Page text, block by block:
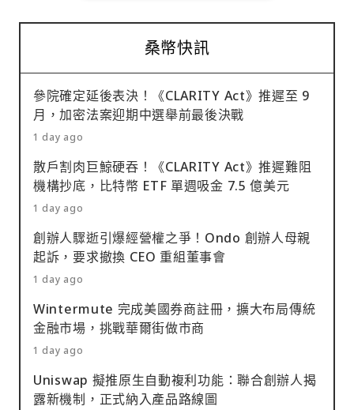
桑幣快訊
參院確定延後表決！《CLARITY Act》推遲至 9
月，加密法案迎期中選舉前最後決戰
1 day ago
散戶割肉巨鯨硬吞！《CLARITY Act》推遲難阻
機構抄底，比特幣 ETF 單週吸金 7.5 億美元
1 day ago
創辦人驟逝引爆經營權之爭！Ondo 創辦人母親
起訴，要求撤換 CEO 重組董事會
1 day ago
Wintermute 完成美國券商註冊，擴大布局傳統
金融市場，挑戰華爾街做市商
1 day ago
Uniswap 擬推原生自動複利功能：聯合創辦人揭
露新機制，正式納入產品路線圖